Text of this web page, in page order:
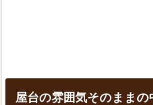
屋台の雰囲気そのままの